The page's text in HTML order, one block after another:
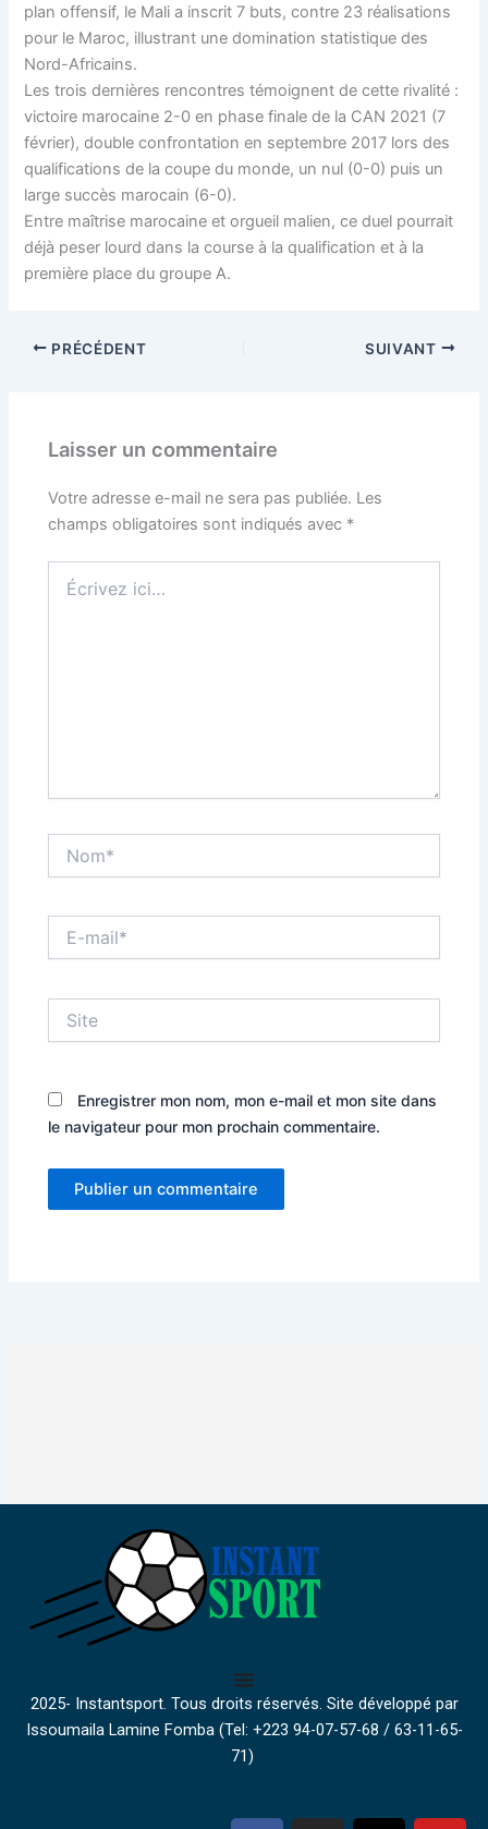
plan offensif, le Mali a inscrit 7 buts, contre 23 réalisations
pour le Maroc, illustrant une domination statistique des
Nord-Africains.
Les trois dernières rencontres témoignent de cette rivalité :
victoire marocaine 2-0 en phase finale de la CAN 2021 (7
février), double confrontation en septembre 2017 lors des
qualifications de la coupe du monde, un nul (0-0) puis un
large succès marocain (6-0).
Entre maîtrise marocaine et orgueil malien, ce duel pourrait
déjà peser lourd dans la course à la qualification et à la
première place du groupe A.
PRÉCÉDENT SUIVANT
Laisser un commentaire
Votre adresse e-mail ne sera pas publiée. Les
champs obligatoires sont indiqués avec *
ici…
mail*
Enregistrer mon nom, mon e-mail et mon site dans
le navigateur pour mon prochain commentaire.
2025- Instantsport. Tous droits réservés. Site développé par
Issoumaila Lamine Fomba (Tel: +223 94-07-57-68 / 63-11-65-
71)